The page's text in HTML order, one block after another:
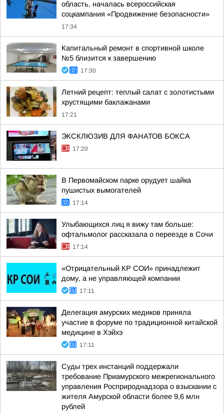
область, началась всероссийская
соцкампания «Продвижение безопасности»
17:34
Капитальный ремонт в спортивной школе
№5 близится к завершению
17:30
Летний рецепт: теплый салат с золотистыми
хрустящими баклажанами
17:21
ЭКСКЛЮЗИВ ДЛЯ ФАНАТОВ БОКСА
17:20
В Первомайском парке орудует шайка
пушистых вымогателей
17:14
Улыбающихся лиц я вижу там больше:
офтальмолог рассказала о переезде в Сочи
17:14
«Отрицательный КР СОИ» принадлежит
дому, а не управляющей компании
17:11
Делегация амурских медиков приняла
участие в форуме по традиционной китайской
медицине в Хэйхэ
17:11
Суды трех инстанций поддержали
требование Приамурского межрегионального
управления Росприроднадзора о взыскании с
жителя Амурской области более 9,6 млн
рублей